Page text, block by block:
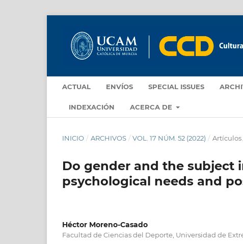
ACTUAL ENVÍOS SPECIAL ISSUES
INDEXACIÓN ACERCA DE
INICIO / ARCHIVOS / VOL. 17 NÚM. 52 (2022) / Artículos
Do gender and the subject
psychological needs and
Héctor Moreno-Casado
Facultad de Ciencias del Deporte, Universidad de